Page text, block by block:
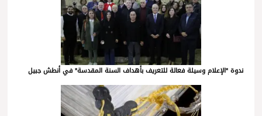
ندوة *الإعلام وسيلة فعالة للتعريف بأهداف السنة المقدسة* في أنطش جبيل